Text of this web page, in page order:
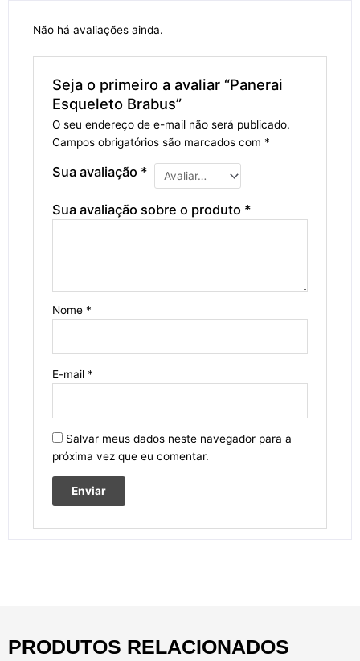
Não há avaliações ainda.
Seja o primeiro a avaliar “Panerai
Esqueleto Brabus”
O seu endereço de e-mail não será publicado.
Campos obrigatórios são marcados com *
Sua avaliação *
Sua avaliação sobre o produto *
Nome *
E-mail *
Salvar meus dados neste navegador para a
próxima vez que eu comentar.
PRODUTOS RELACIONADOS